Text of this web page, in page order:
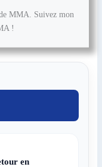
MMA. Suivez mon
!
en